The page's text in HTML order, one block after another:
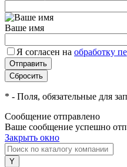
Ваше имя
Я согласен на обработку
* - Поля, обязательные для
Сообщение отправлено
Ваше сообщение успешно
Закрыть окно